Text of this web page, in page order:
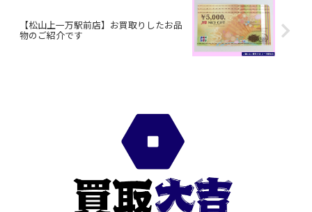
【松山上一万駅前店】お買取りしたお品
物のご紹介です